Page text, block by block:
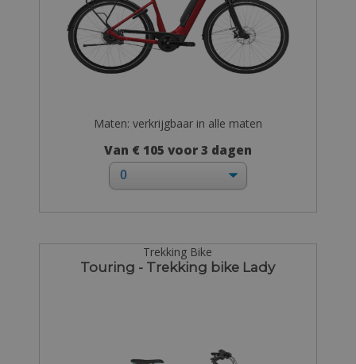
Maten: verkrijgbaar in alle maten
Van € 105 voor 3 dagen
Trekking Bike
Touring - Trekking bike Lady